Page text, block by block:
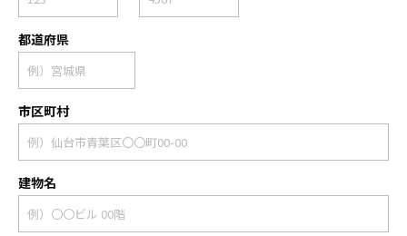
都道府県
市区町村
建物名